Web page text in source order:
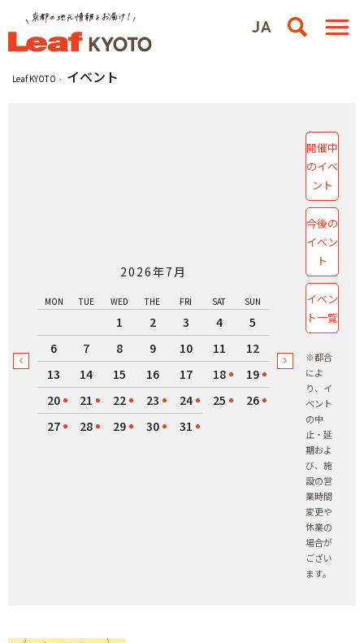
Leaf KYOTO イベント
2026年7月
MON TUE WED THE FRI SAT SUN
1 2 3 4
5
6
7 8 9 10 11
12
13
14 15 16 17 18
19
20
21 22 23 24 25
26
27
28 29 30 31
開催中
のイベ
ント
今後の
イベン
ト
イベン
ト一覧
※都合
によ
り、イ
ベント
の中
止・延
期およ
び、施
設の営
業時間
変更や
休業の
場合が
ござい
ます。